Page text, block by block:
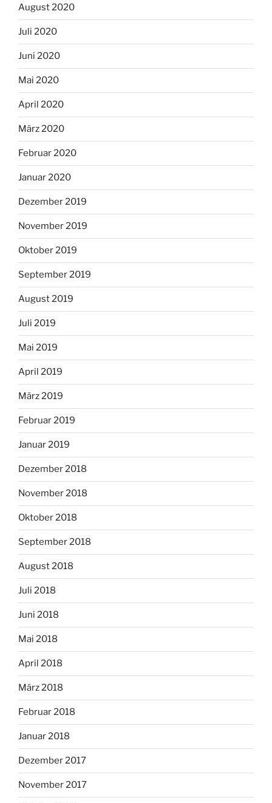
August 2020
Juli 2020
Juni 2020
Mai 2020
April 2020
März 2020
Februar 2020
Januar 2020
Dezember 2019
November 2019
Oktober 2019
September 2019
August 2019
Juli 2019
Mai 2019
April 2019
März 2019
Februar 2019
Januar 2019
Dezember 2018
November 2018
Oktober 2018
September 2018
August 2018
Juli 2018
Juni 2018
Mai 2018
April 2018
März 2018
Februar 2018
Januar 2018
Dezember 2017
November 2017